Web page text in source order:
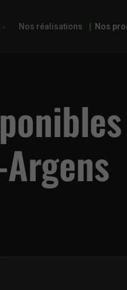
Nos réalisations Nos